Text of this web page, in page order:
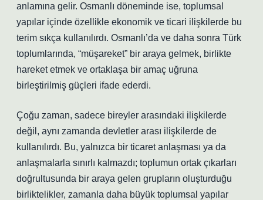
anlamına gelir. Osmanlı döneminde ise, toplumsal
yapılar içinde özellikle ekonomik ve ticari ilişkilerde bu
terim sıkça kullanılırdı. Osmanlı’da ve daha sonra Türk
toplumlarında, “müşareket” bir araya gelmek, birlikte
hareket etmek ve ortaklaşa bir amaç uğruna
birleştirilmiş güçleri ifade ederdi.
Çoğu zaman, sadece bireyler arasındaki ilişkilerde
değil, aynı zamanda devletler arası ilişkilerde de
kullanılırdı. Bu, yalnızca bir ticaret anlaşması ya da
anlaşmalarla sınırlı kalmazdı; toplumun ortak çıkarları
doğrultusunda bir araya gelen grupların oluşturduğu
birliktelikler, zamanla daha büyük toplumsal yapılar